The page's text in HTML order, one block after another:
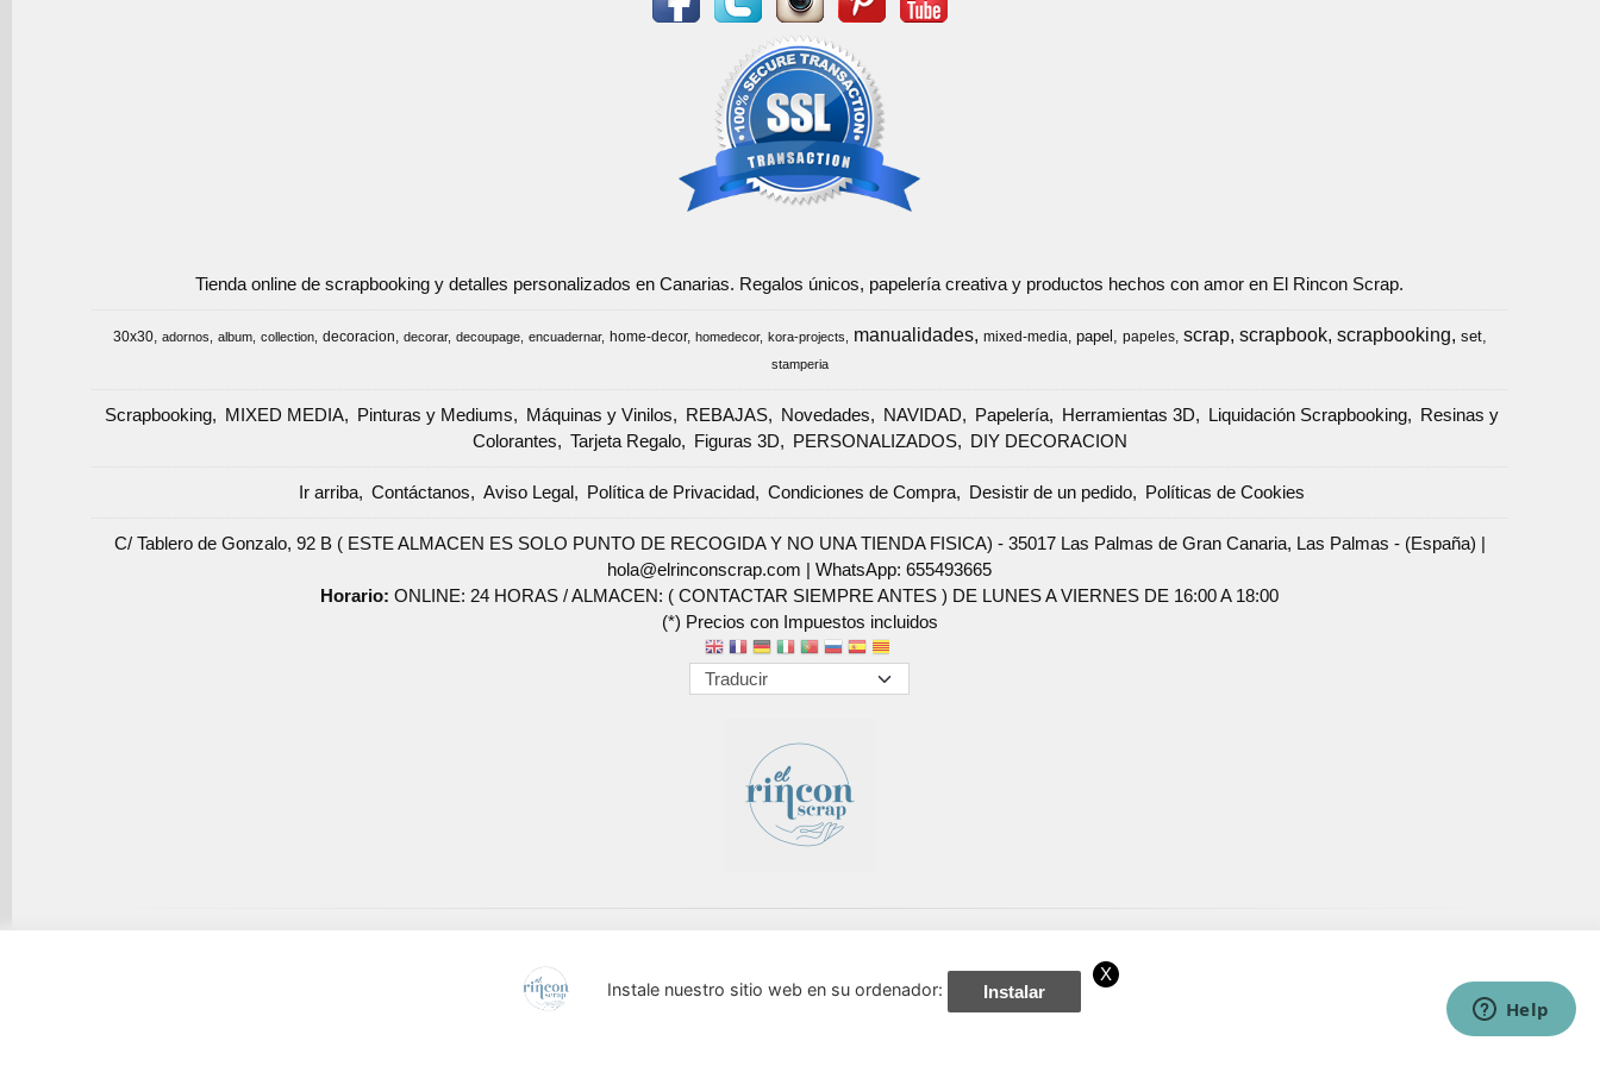
Tienda online de scrapbooking y detalles personalizados en Canarias. Regalos únicos, papelería creativa y productos hechos con amor en El Rincon Scrap.
30x30 adornos album collection decoracion decorar decoupage encuadernar home-decor homedecor kora-projects manualidades mixed-media papel papeles scrap scrapbook scrapbooking set
stamperia
Scrapbooking MIXED MEDIA Pinturas y Mediums Máquinas y Vinilos REBAJAS Novedades NAVIDAD Papelería Herramientas 3D Liquidación Scrapbooking
Resinas y
Colorantes
Tarjeta Regalo Figuras 3D PERSONALIZADOS DIY DECORACION
Ir arriba Contáctanos Aviso Legal Política de Privacidad Condiciones de Compra Desistir de un pedido Políticas de Cookies
C/ Tablero de Gonzalo, 92 B ( ESTE ALMACEN ES SOLO PUNTO DE RECOGIDA Y NO UNA TIENDA FISICA) - 35017 Las Palmas de Gran Canaria, Las Palmas - (España) |
hola@elrinconscrap.com |WhatsApp: 655493665
Horario:ONLINE: 24 HORAS / ALMACEN: ( CONTACTAR SIEMPRE ANTES ) DE LUNES A VIERNES DE 16:00 A 18:00
(*) Precios con Impuestos incluidos
Instale nuestro sitio web en su ordenador: Instalar
X
Más información